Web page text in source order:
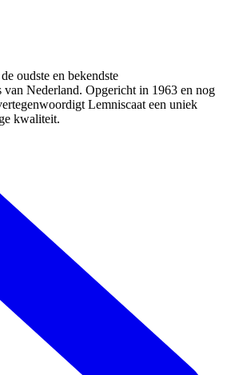
oudste en bekendste
van Nederland. Opgericht in 1963 en nog
Lemniscaat een uniek
kwaliteit.